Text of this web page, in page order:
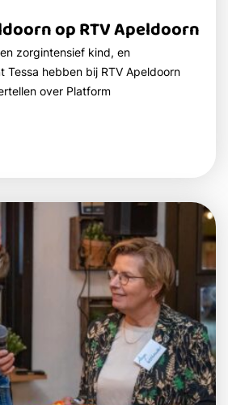
op RTV Apeldoorn
zorgintensief kind, en
Tessa hebben bij RTV Apeldoorn
over Platform